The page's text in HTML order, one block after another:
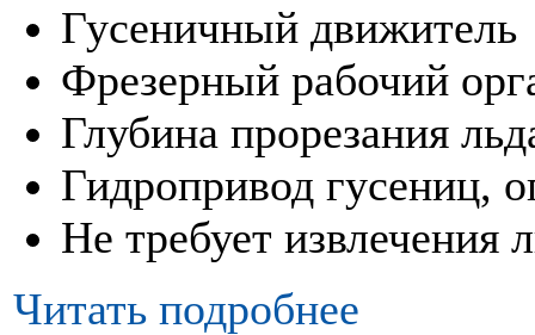
Гусеничный движитель
Фрезерный рабочий
Глубина прорезания
Гидропривод гусениц,
Не требует извлечения
Читать подробнее